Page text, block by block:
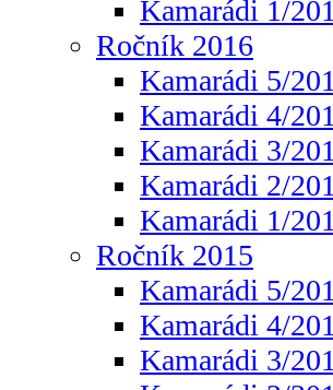
Kamarádi 1/
Ročník 2016
Kamarádi 5/
Kamarádi 4/
Kamarádi 3/
Kamarádi 2/
Kamarádi 1/
Ročník 2015
Kamarádi 5/
Kamarádi 4/
Kamarádi 3/